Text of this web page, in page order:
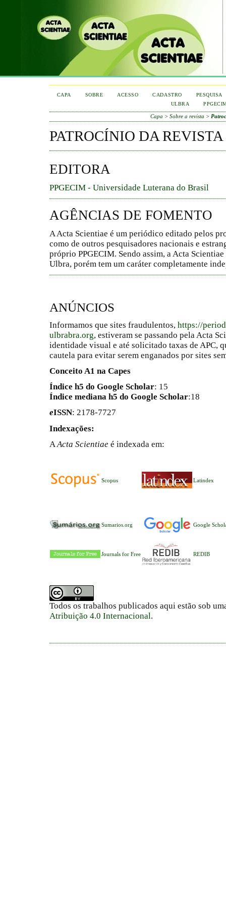
CAPA SOBRE ACESSO CADASTRO
PESQUISA
ULBRA
Capa >Sobre a revista >
PATROCÍNIO DA REVISTA
EDITORA
PPGECIM - Universidade Luterana do Brasil
AGÊNCIAS DE FOMENTO
A Acta Scientiae é um periódico editado pelos
como de outros pesquisadores nacionais e
próprio PPGECIM. Sendo assim, a Acta
Ulbra, porém tem um caráter completamente
ANÚNCIOS
Informamos que sites fraudulentos, https://
ulbrabra.org, estiveram se passando pela Acta
identidade visual e até solicitado taxas de APC,
cautela para evitar serem enganados por sites
Conceito A1 na Capes
Índice h5 do Google Scholar: 15
Índice mediana h5 do Google Scholar:18
eISSN: 2178-7727
Indexações:
AActa Scientiae é indexada em:
Scopus Latindex
Sumarios.org Google
Journals for Free REDIB
Todos os trabalhos publicados aqui estão sob
Atribuição 4.0 Internacional.